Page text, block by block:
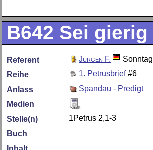
B642 Sei gierig
Referent Jürgen F.
Reihe
1. Petrusbrief#6
Anlass
Spandau - Predigt
Medien
Stelle(n)
1Petrus 2,1-3
Buch